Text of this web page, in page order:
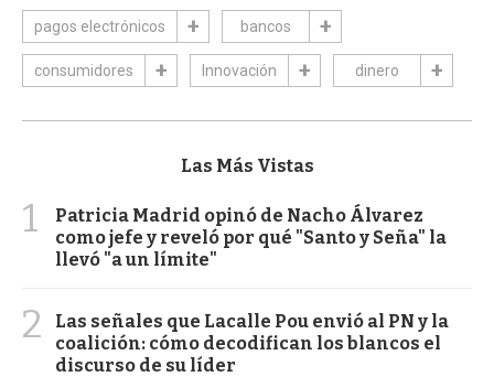
pagos electrónicos bancos
consumidores Innovación dinero
Las Más Vistas
1
Patricia Madrid opinó de Nacho Álvarez
como jefe y reveló por qué "Santo y Seña" la
llevó "a un límite"
2
Las señales que Lacalle Pou envió al PN y la
coalición: cómo decodifican los blancos el
discurso de su líder